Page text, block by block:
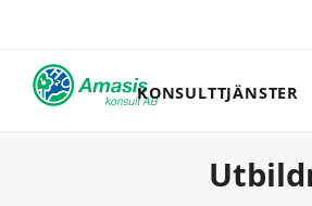
KONSULTTJÄNSTER